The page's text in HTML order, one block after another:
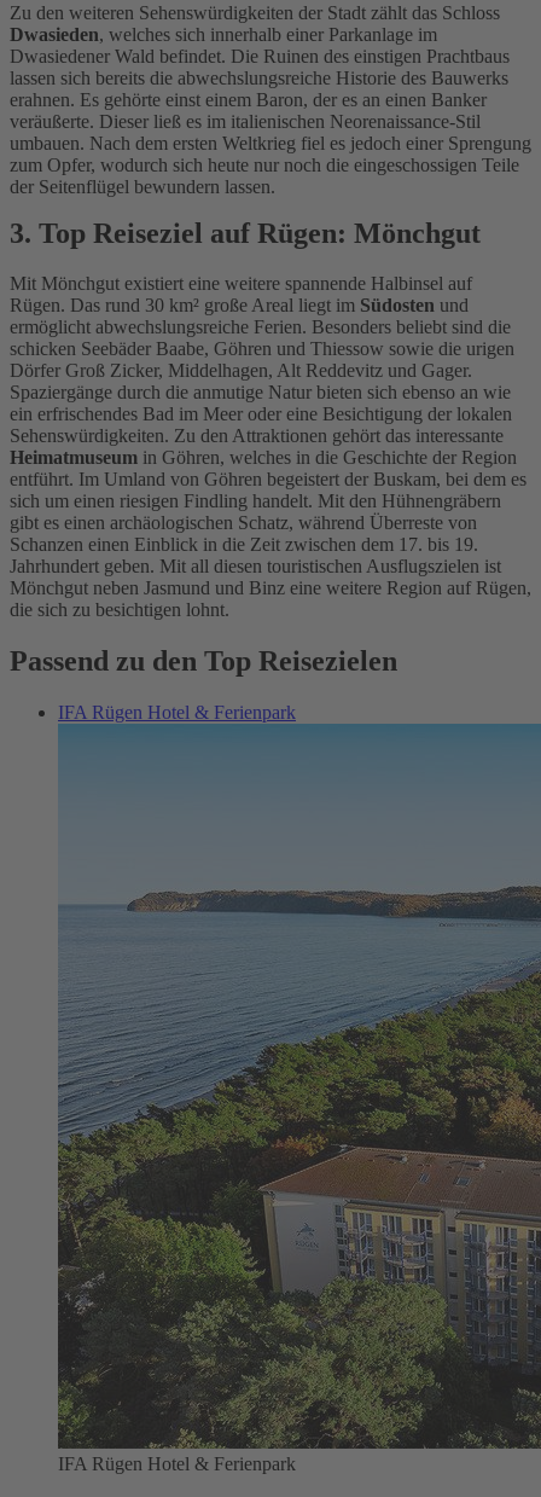
Zu den weiteren Sehenswürdigkeiten der Stadt zählt das Schloss
Dwasieden, welches sich innerhalb einer Parkanlage im
Dwasiedener Wald befindet. Die Ruinen des einstigen Prachtbaus
lassen sich bereits die abwechslungsreiche Historie des Bauwerks
erahnen. Es gehörte einst einem Baron, der es an einen Banker
veräußerte. Dieser ließ es im italienischen Neorenaissance-Stil
umbauen. Nach dem ersten Weltkrieg fiel es jedoch einer Sprengung
zum Opfer, wodurch sich heute nur noch die eingeschossigen Teile
der Seitenflügel bewundern lassen.
3. Top Reiseziel auf Rügen: Mönchgut
Mit Mönchgut existiert eine weitere spannende Halbinsel auf
Rügen. Das rund 30 km² große Areal liegt im Südosten und
ermöglicht abwechslungsreiche Ferien. Besonders beliebt sind die
schicken Seebäder Baabe, Göhren und Thiessow sowie die urigen
Dörfer Groß Zicker, Middelhagen, Alt Reddevitz und Gager.
Spaziergänge durch die anmutige Natur bieten sich ebenso an wie
ein erfrischendes Bad im Meer oder eine Besichtigung der lokalen
Sehenswürdigkeiten. Zu den Attraktionen gehört das interessante
Heimatmuseum in Göhren, welches in die Geschichte der Region
entführt. Im Umland von Göhren begeistert der Buskam, bei dem es
sich um einen riesigen Findling handelt. Mit den Hühnengräbern
gibt es einen archäologischen Schatz, während Überreste von
Schanzen einen Einblick in die Zeit zwischen dem 17. bis 19.
Jahrhundert geben. Mit all diesen touristischen Ausflugszielen ist
Mönchgut neben Jasmund und Binz eine weitere Region auf Rügen,
die sich zu besichtigen lohnt.
Passend zu den Top Reisezielen
IFA Rügen Hotel & Ferienpark
IFA Rügen Hotel & Ferienpark